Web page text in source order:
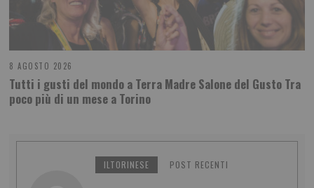
8 AGOSTO 2026
Tutti i gusti del mondo a Terra Madre Salone del Gusto Tra
poco più di un mese a Torino
ILTORINESE POST RECENTI